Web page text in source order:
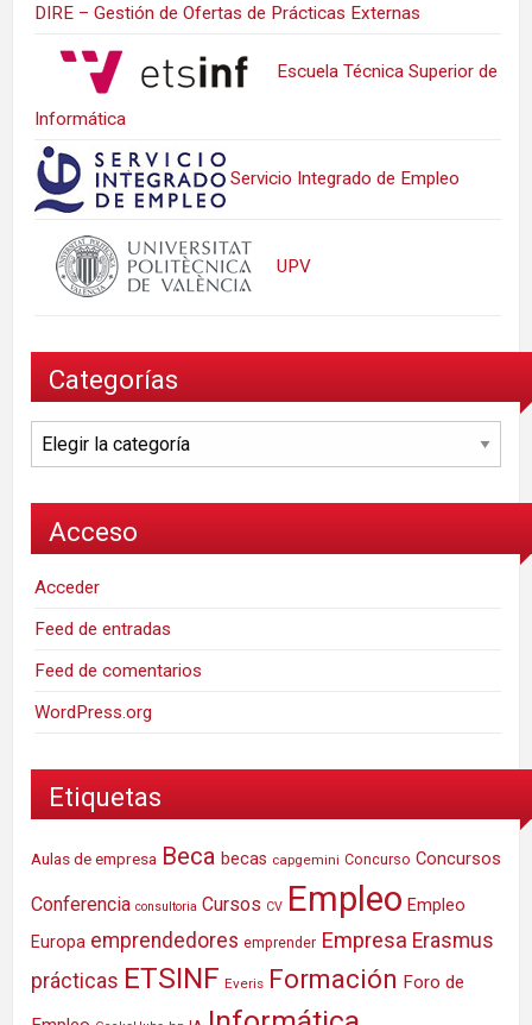
DIRE – Gestión de Ofertas de Prácticas Externas
Escuela Técnica Superior de
Informática
Servicio Integrado de Empleo
UPV
Categorías
Categorías
Acceso
Acceder
Feed de entradas
Feed de comentarios
WordPress.org
Etiquetas
Aulas de empresa Beca becas capgemini Concurso Concursos
Conferencia consultoria Cursos CV Empleo Empleo
Europa emprendedores emprender Empresa Erasmus
prácticas ETSINF Everis Formación Foro de